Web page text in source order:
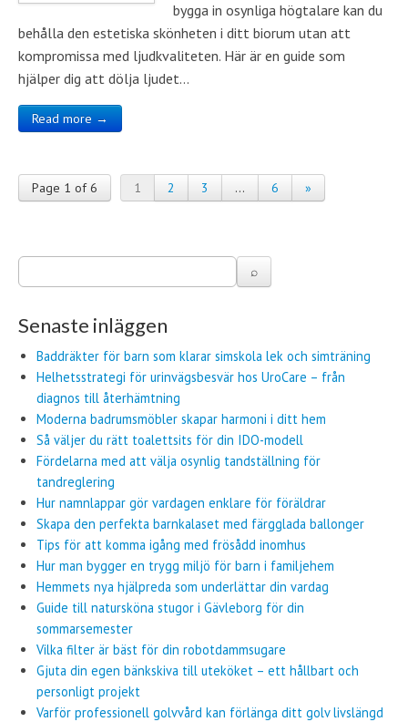
bygga in osynliga högtalare kan du
behålla den estetiska skönheten i ditt biorum utan att
kompromissa med ljudkvaliteten. Här är en guide som
hjälper dig att dölja ljudet…
Read more →
Page 1 of 6 1 2 3 … 6 »
Senaste inläggen
Baddräkter för barn som klarar simskola lek och simträning
Helhetsstrategi för urinvägsbesvär hos UroCare – från
diagnos till återhämtning
Moderna badrumsmöbler skapar harmoni i ditt hem
Så väljer du rätt toalettsits för din IDO-modell
Fördelarna med att välja osynlig tandställning för
tandreglering
Hur namnlappar gör vardagen enklare för föräldrar
Skapa den perfekta barnkalaset med färgglada ballonger
Tips för att komma igång med frösådd inomhus
Hur man bygger en trygg miljö för barn i familjehem
Hemmets nya hjälpreda som underlättar din vardag
Guide till natursköna stugor i Gävleborg för din
sommarsemester
Vilka filter är bäst för din robotdammsugare
Gjuta din egen bänkskiva till uteköket – ett hållbart och
personligt projekt
Varför professionell golvvård kan förlänga ditt golv livslängd